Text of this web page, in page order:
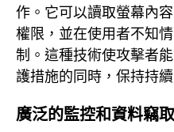
作。它可以讀取螢幕內
權限，並在使用者不知
制。這種技術使攻擊者
護措施的同時，保持持
廣泛的監控和資料竊